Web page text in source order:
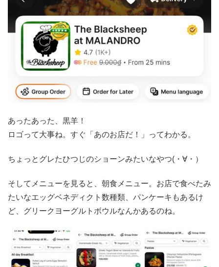
あったあった、黒羊！
ロゴって大事ね。すぐ「あのお店だ！」ってわかる。
ちょっとグレたひつじのショーンみたいなやつ(・∀・）
そしてメニューを見ると、朝食メニュー。お店で食べたみ
たいなエッグベネディクト数種類、パンケーキもあるけ
ど、グリークヨーグルトボウルなんかあるのね。